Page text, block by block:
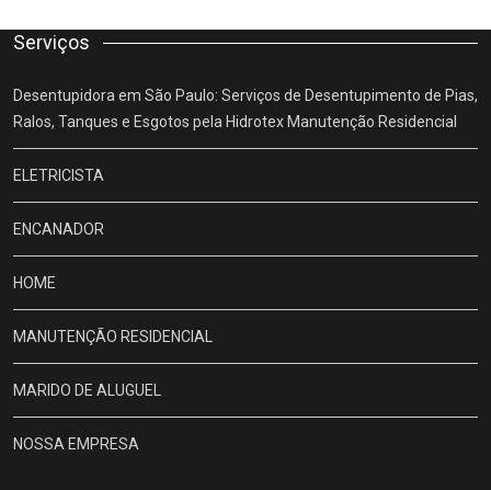
Serviços
Desentupidora em São Paulo: Serviços de Desentupimento de Pias,
Ralos, Tanques e Esgotos pela Hidrotex Manutenção Residencial
ELETRICISTA
ENCANADOR
HOME
MANUTENÇÃO RESIDENCIAL
MARIDO DE ALUGUEL
NOSSA EMPRESA